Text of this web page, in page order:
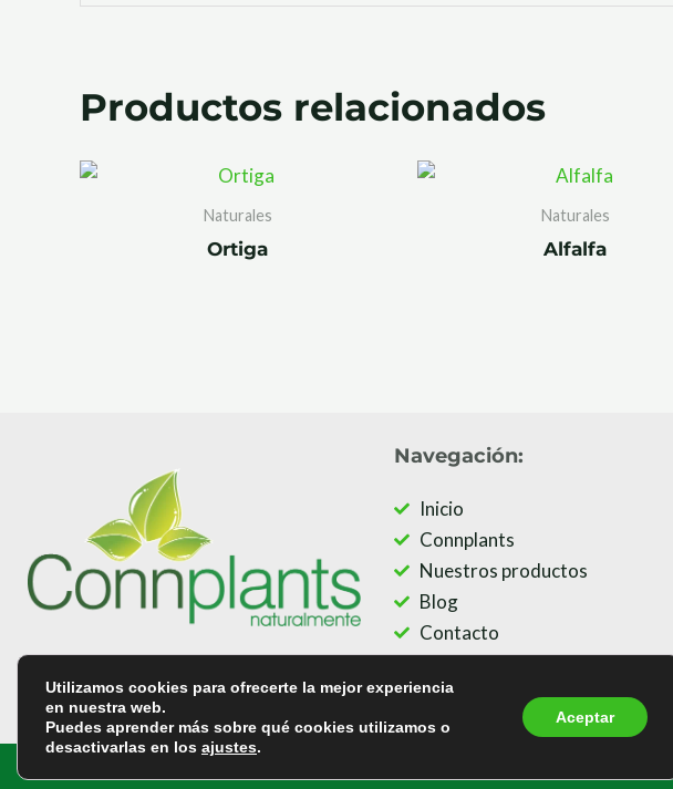
Productos relacionados
Naturales
Ortiga
Naturales
Alfalfa
Navegación:
Inicio
Connplants
Nuestros productos
Blog
Contacto
Política de tratamiento de
Política de garantias
| Todos los
Utilizamos cookies para ofrecerte la mejor experiencia
en nuestra web.
Puedes aprender más sobre qué cookies utilizamos o
desactivarlas en los ajustes.
Aceptar